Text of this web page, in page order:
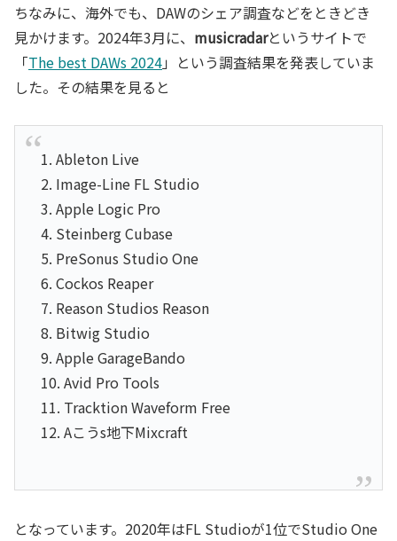
ちなみに、海外でも、DAWのシェア調査などをときどき
見かけます。2024年3月に、 musicradarというサイトで
「The best DAWs 2024」という調査結果を発表していま
した。その結果を見ると
1. Ableton Live
2. Image-Line FL Studio
3. Apple Logic Pro
4. Steinberg Cubase
5. PreSonus Studio One
6. Cockos Reaper
7. Reason Studios Reason
8. Bitwig Studio
9. Apple GarageBando
10. Avid Pro Tools
11. Tracktion Waveform Free
12. Aこうs地下Mixcraft
となっています。2020年はFL Studioが1位でStudio One